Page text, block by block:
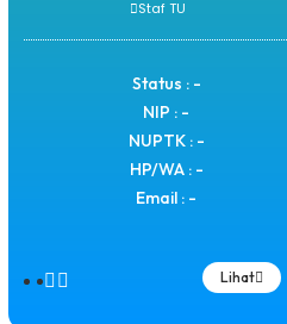
Staf TU
Status : -
NIP : -
NUPTK : -
HP/WA : -
Email : -
Lihat